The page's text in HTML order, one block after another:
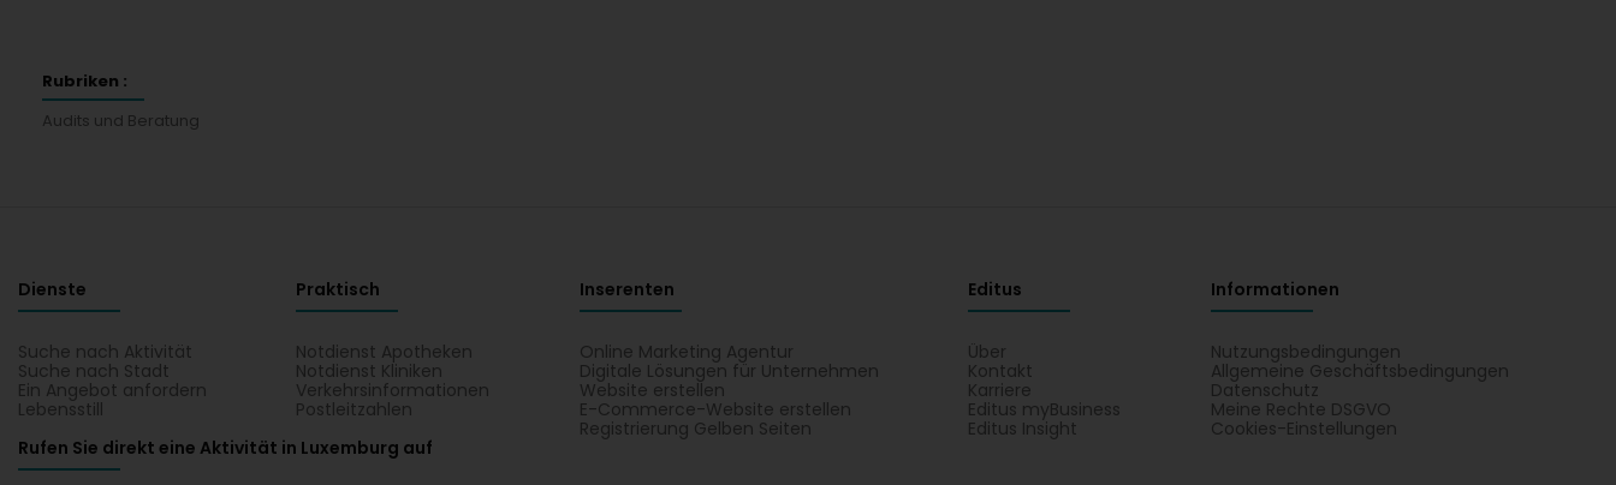
Rubriken :
Audits und Beratung
Dienste
Suche nach Aktivität
Suche nach Stadt
Ein Angebot anfordern
Lebensstill
Praktisch
Notdienst Apotheken
Notdienst Kliniken
Verkehrsinformationen
Postleitzahlen
Inserenten
Online Marketing Agentur
Digitale Lösungen für Unternehmen
Website erstellen
E-Commerce-Website erstellen
Registrierung Gelben Seiten
Editus
Über
Kontakt
Karriere
Editus myBusiness
Editus Insight
Informationen
Nutzungsbedingungen
Allgemeine Geschäftsbedingungen
Datenschutz
Meine Rechte DSGVO
Cookies-Einstellungen
Rufen Sie direkt eine Aktivität in Luxemburg auf